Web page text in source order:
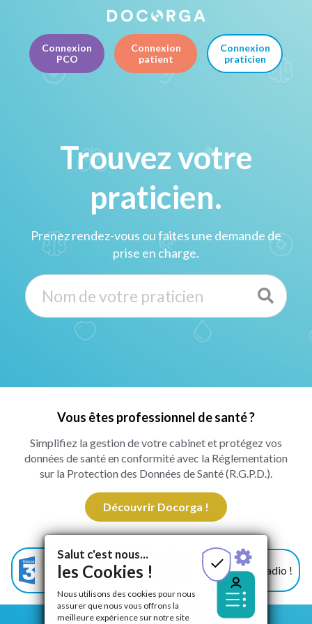
Connexion
PCO
Connexion
patient
Connexion
praticien
Trouvez votre
praticien.
Prenez rendez-vous ou faites une demande de
prise en charge.
Vous êtes professionnel de santé ?
Simplifiez la gestion de votre cabinet et protégez vos
données de santé en conformité avec la Réglementation
sur la Protection des Données de Santé (R.G.P.D.).
Découvrir Docorga !
Docorga sur France 3
!
Docorga à la radio !
Salut c'est nous...
les Cookies !
Nous utilisons des cookies pour nous
assurer que nous vous offrons la
meilleure expérience sur notre site